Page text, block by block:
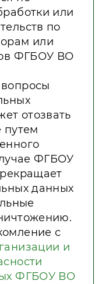
или
по
или
ФГБОУ ВО
отозвать
путем
ФГБОУ
данных
с
и
ФГБОУ ВО